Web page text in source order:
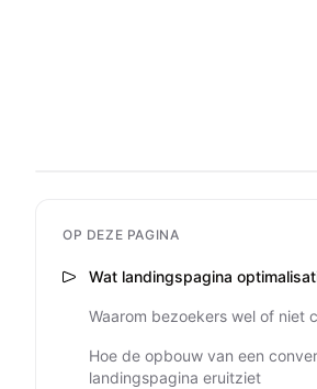
OP DEZE PAGINA
Wat landingspagina
Waarom bezoekers wel of niet
Hoe de opbouw van een
landingspagina eruitziet